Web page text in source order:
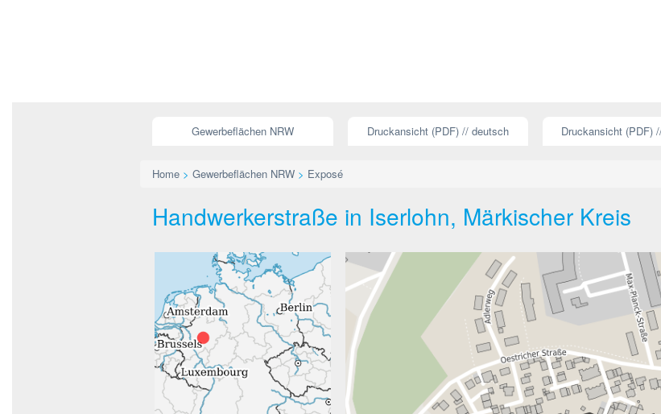
Gewerbeflächen NRW Druckansicht (PDF) // deutsch Druckansicht (PDF)
Home > Gewerbeflächen NRW > Exposé
Handwerkerstraße in Iserlohn, Märkischer Kreis